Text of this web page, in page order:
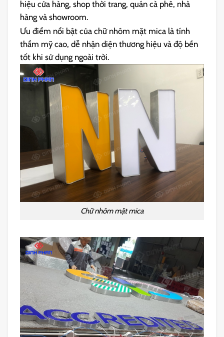
hiệu cửa hàng, shop thời trang, quán cà phê, nhà
hàng và showroom.
Ưu điểm nổi bật của chữ nhôm mặt mica là tính
thẩm mỹ cao, dễ nhận diện thương hiệu và độ bền
tốt khi sử dụng ngoài trời.
Chữ nhôm mặt mica